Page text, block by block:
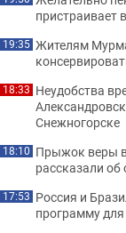
пристраивает
19:35 Жителям
18:33 Неудобства
Снежногорске
18:10 Прыжок веры
рассказали
17:53 Россия и
программу